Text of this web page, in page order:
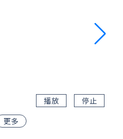
停止
播放
更多